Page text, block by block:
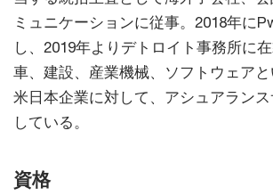
ミュニケーションに従事。2018年に
し、2019年よりデトロイト事務所に
車、建設、産業機械、ソフトウェア
米日本企業に対して、アシュアラン
している。
資格